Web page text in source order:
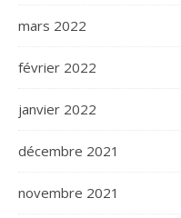
mars 2022
février 2022
janvier 2022
décembre 2021
novembre 2021